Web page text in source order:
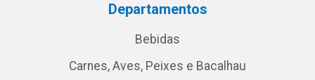
Departamentos
Bebidas
Carnes, Aves, Peixes e Bacalhau